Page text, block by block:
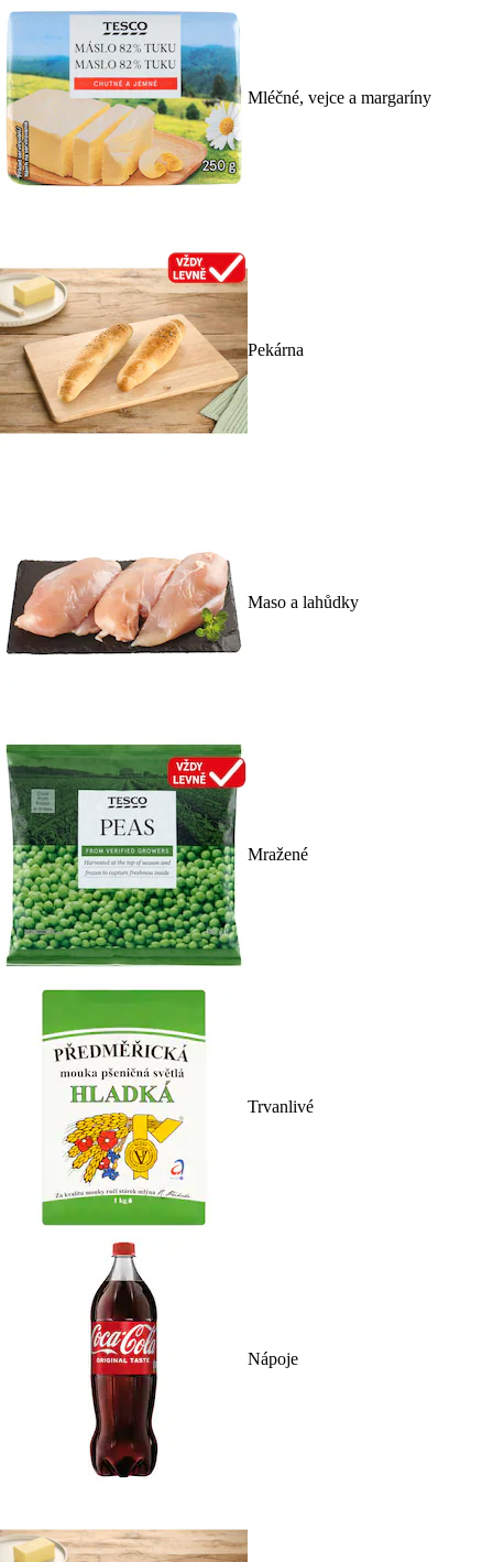
Mléčné, vejce a margaríny
Pekárna
Maso a lahůdky
Mražené
Trvanlivé
Nápoje